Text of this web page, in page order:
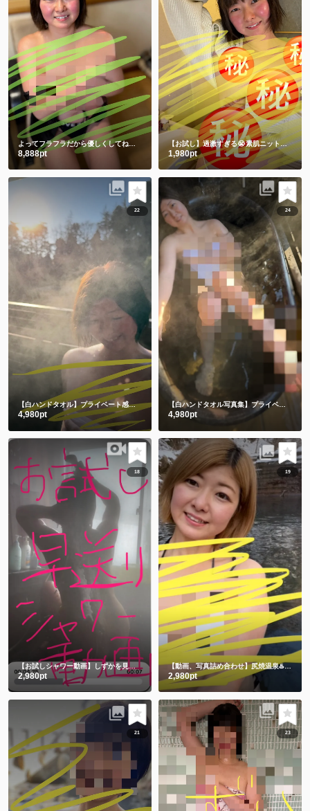
よってフラフラだから優しくしてね💕ワキと手ぶらは裸より恥ずかしい🫣
8,888pt
【お試し】過激すぎる😭素肌ニットからの手ぶらショット㊙️
1,980pt
22
【白ハンドタオル】プライベート感満載の貸切露天風呂で撮影したよ🫣💕後編
4,980pt
24
4,980pt
18
【お試しシャワー動画】しずかを見つけてくれてありがとう🫶
2,980pt
19
2,980pt
21 23